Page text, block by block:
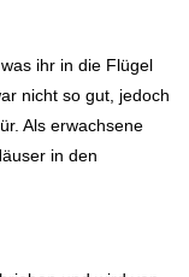
ihr in die Flügel
nicht so gut, jedoch
Als erwachsene
in den